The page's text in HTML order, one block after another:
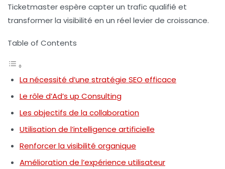
Ticketmaster espère capter un trafic qualifié et
transformer la visibilité en un réel levier de croissance.
Table of Contents
La nécessité d’une stratégie SEO efficace
Le rôle d’Ad’s up Consulting
Les objectifs de la collaboration
Utilisation de l’intelligence artificielle
Renforcer la visibilité organique
Amélioration de l’expérience utilisateur